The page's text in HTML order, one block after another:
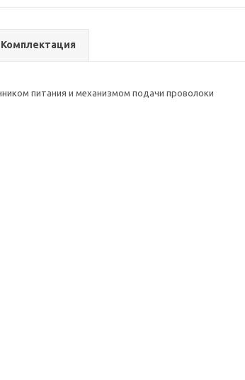
Комплектация
питания и механизмом подачи проволоки